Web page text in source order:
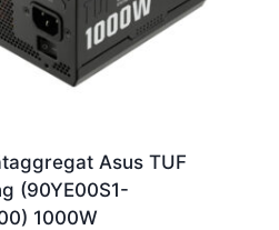
Asus TUF
(90YE00S1-
1000W